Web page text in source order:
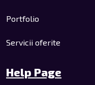
Portfolio
Servicii oferite
Help Page